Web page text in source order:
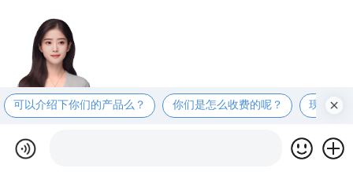
可以介绍下你们的产品么？ 你们是怎么收费的呢？ 现在有